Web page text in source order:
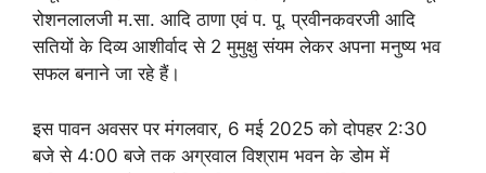
रोशनलालजी म.सा. आदि ठाणा एवं प. पू. प्रवीनकवरजी आदि
सतियों के दिव्य आशीर्वाद से 2 मुमुक्षु संयम लेकर अपना मनुष्य भव
सफल बनाने जा रहे हैं।
इस पावन अवसर पर मंगलवार, 6 मई 2025 को दोपहर 2:30
बजे से 4:00 बजे तक अग्रवाल विश्राम भवन के डोम में